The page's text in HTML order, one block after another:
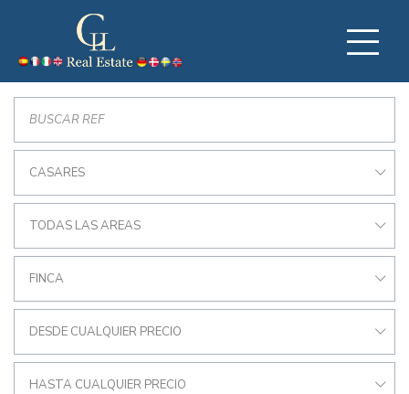
CASARES
TODAS LAS AREAS
FINCA
DESDE CUALQUIER PRECIO
HASTA CUALQUIER PRECIO